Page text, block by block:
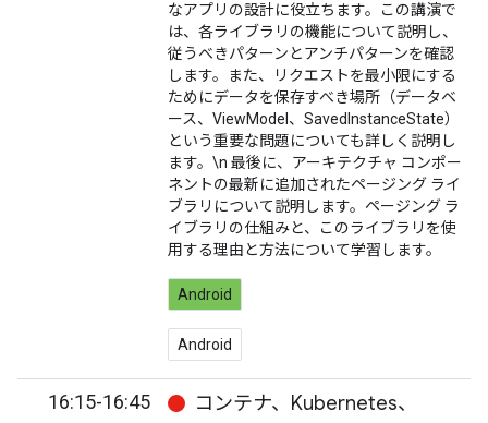
なアプリの設計に役立ちます。この講演で
は、各ライブラリの機能について説明し、
従うべきパターンとアンチパターンを確認
します。また、リクエストを最小限にする
ためにデータを保存すべき場所（データベ
ース、ViewModel、SavedInstanceState）
という重要な問題についても詳しく説明し
ます。\n 最後に、アーキテクチャ コンポー
ネントの最新に追加されたページング ライ
ブラリについて説明します。ページング ラ
イブラリの仕組みと、このライブラリを使
用する理由と方法について学習します。
Android
Android
16:15-16:45
コンテナ、Kubernetes、